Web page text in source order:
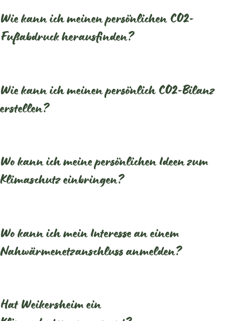
Wie kann ich meinen persönlichen CO2-
Fußabdruck herausfinden?
Wie kann ich meinen persönlich CO2-Bilanz
erstellen?
Wo kann ich meine persönlichen Ideen zum
Klimaschutz einbringen?
Wo kann ich mein Interesse an einem
Nahwärmenetzanschluss anmelden?
Hat Weikersheim ein